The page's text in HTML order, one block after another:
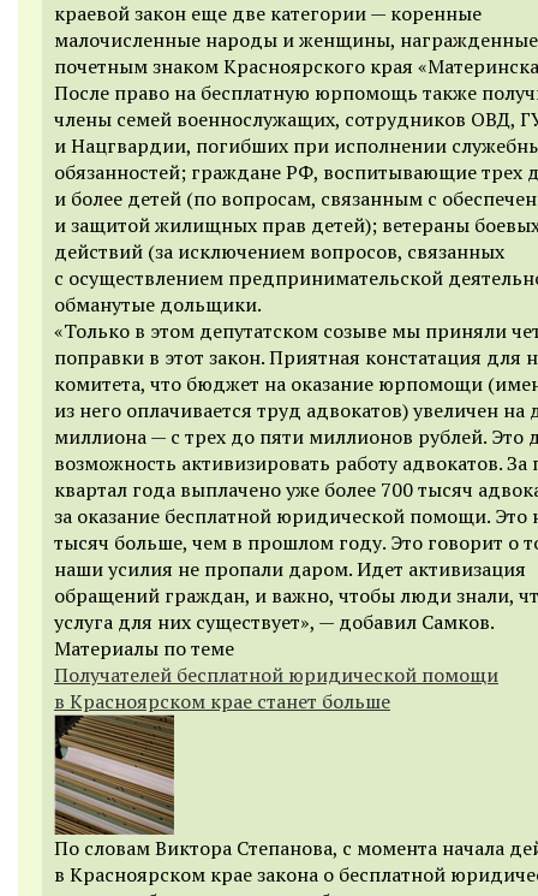
краевой закон еще две категории — коренные
малочисленные народы и женщины, награжденные
почетным знаком Красноярского края
После право на бесплатную юрпомощь также
члены семей военнослужащих, сотрудников ОВД,
и Нацгвардии, погибших при исполнении
обязанностей; граждане РФ, воспитывающие трех
и более детей (по вопросам, связанным с
и защитой жилищных прав детей); ветераны
действий (за исключением вопросов, связанных
с осуществлением предпринимательской
обманутые дольщики.
«Только в этом депутатском созыве мы приняли
поправки в этот закон. Приятная констатация для
комитета, что бюджет на оказание юрпомощи
из него оплачивается труд адвокатов) увеличен на
миллиона — с трех до пяти миллионов рублей. Это
возможность активизировать работу адвокатов.
квартал года выплачено уже более 700 тысяч
за оказание бесплатной юридической помощи. Это
тысяч больше, чем в прошлом году. Это говорит о
наши усилия не пропали даром. Идет активизация
обращений граждан, и важно, чтобы люди знали,
услуга для них существует», — добавил Самков.
Материалы по теме
Получателей бесплатной юридической помощи
в Красноярском крае станет больше
По словам Виктора Степанова, с момента начала
в Красноярском крае закона о бесплатной